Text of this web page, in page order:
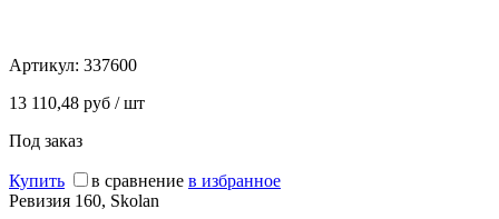
Артикул: 337600
13 110,48 руб / шт
Под заказ
Купить в сравнение в избранное
Ревизия 160, Skolan